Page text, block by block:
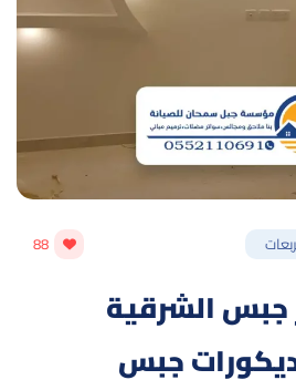
88
جبس الشرقية
ديكورات جبس